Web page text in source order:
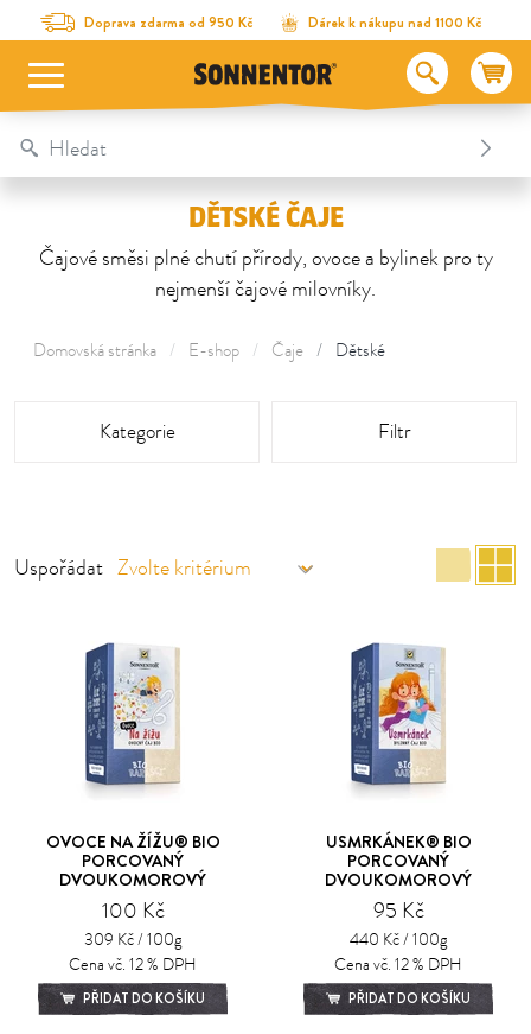
Na obsah stránky
Na seznam obsahu
Na menu Doprava zdarma od 950 Kč Dárek k nákupu nad 1100 Kč
Table Of Content
Dětské čaje
DĚTSKÉ ČAJE
Čajové směsi plné chutí přírody, ovoce a bylinek pro ty
nejmenší čajové milovníky.
Domovská stránka E-shop Čaje Dětské
Kategorie Filtr
Uspořádat
OVOCE NA ŽÍŽU® BIO
PORCOVANÝ
DVOUKOMOROVÝ
100 Kč
309 Kč / 100g
Cena vč. 12 % DPH
PŘIDAT DO KOŠÍKU
USMRKÁNEK® BIO
PORCOVANÝ
DVOUKOMOROVÝ
95 Kč
440 Kč / 100g
Cena vč. 12 % DPH
PŘIDAT DO KOŠÍKU